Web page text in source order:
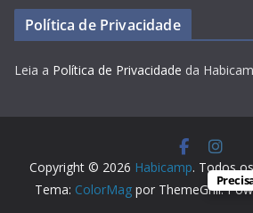
Política de Privacidade
Leia a Política de Privacidade da
Copyright © 2026 Habicamp. Todos
Tema: ColorMagpor ThemeGrill.